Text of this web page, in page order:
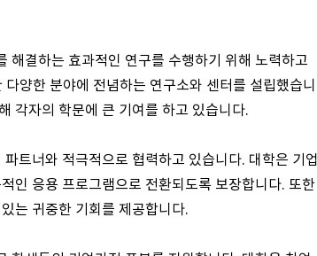
해결하는 효과적인 연구를 수행하기 위해 노력하고
양한 분야에 전념하는 연구소와 센터를 설립했습니
각자의 학문에 큰 기여를 하고 있습니다.
트너와 적극적으로 협력하고 있습니다. 대학은 기업
인 응용 프로그램으로 전환되도록 보장합니다. 또한
는 귀중한 기회를 제공합니다.